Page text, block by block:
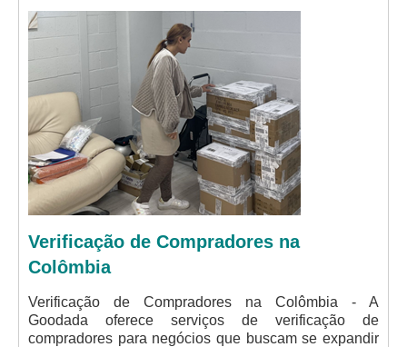
Verificação de Compradores na
Colômbia
Verificação de Compradores na Colômbia - A
Goodada oferece serviços de verificação de
compradores para negócios que buscam se expandir